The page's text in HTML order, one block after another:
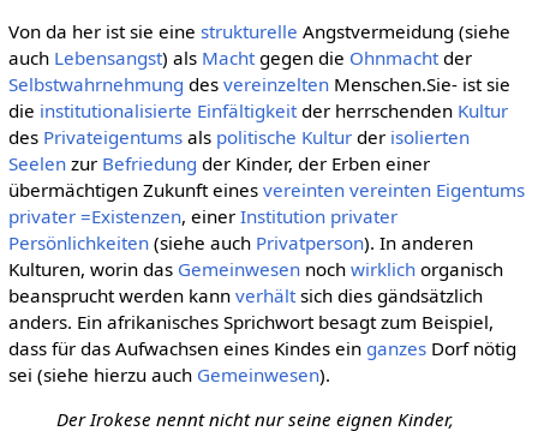
Von da her ist sie eine strukturelle Angstvermeidung (siehe
auch Lebensangst) als Machtgegen die Ohnmachtder
Selbstwahrnehmung des vereinzeltenMenschen.Sie- ist sie
die institutionalisierte Einfältigkeitder herrschenden Kultur
des Privateigentumsals politische Kulturder isolierten
Seelenzur Befriedung der Kinder, der Erben einer
übermächtigen Zukunft eines vereinten vereinten Eigentums
privater =Existenzen, einer Institution privater
Persönlichkeiten(siehe auch Privatperson). In anderen
Kulturen, worin das Gemeinwesennoch wirklichorganisch
beansprucht werden kann verhältsich dies gändsätzlich
anders. Ein afrikanisches Sprichwort besagt zum Beispiel,
dass für das Aufwachsen eines Kindes ein ganzesDorf nötig
sei (siehe hierzu auch Gemeinwesen).
Der Irokese nennt nicht nur seine eignen Kinder,